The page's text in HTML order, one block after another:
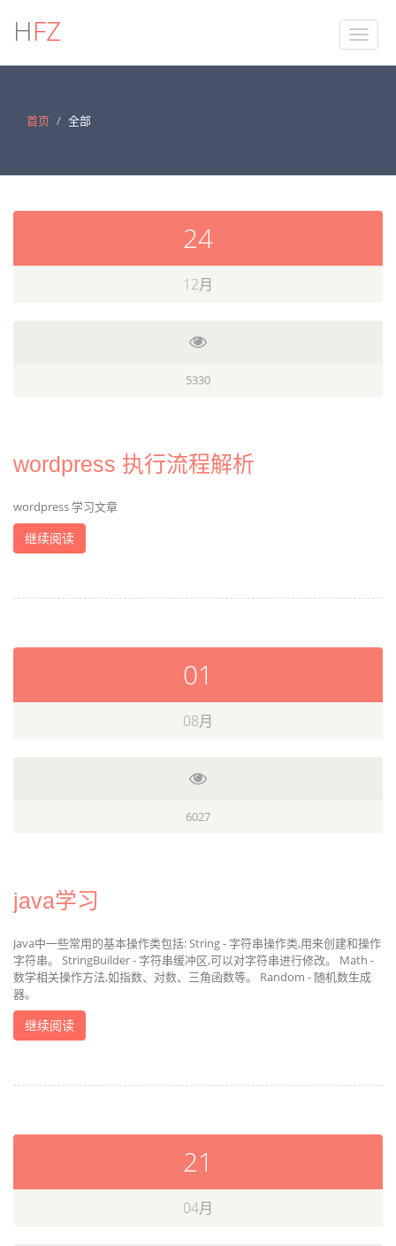
HFZ
首页 全部
24
12月
5330
wordpress 执行流程解析
wordpress 学习文章
继续阅读
01
08月
6027
java学习
Java中一些常用的基本操作类包括: String - 字符串操作类,用来创建和操作
字符串。 StringBuilder - 字符串缓冲区,可以对字符串进行修改。 Math -
数学相关操作方法,如指数、对数、三角函数等。 Random - 随机数生成
器。
继续阅读
21
04月